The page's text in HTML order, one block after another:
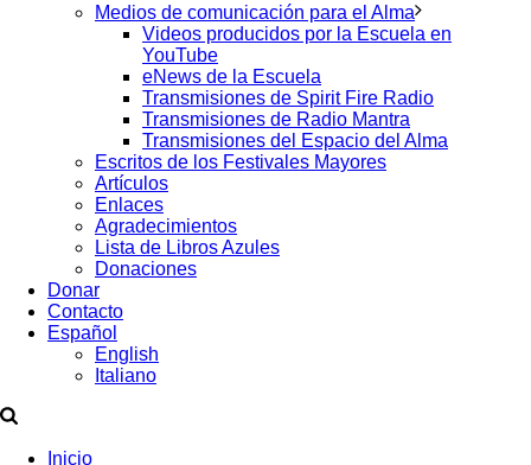
Medios de comunicación para el Alma
Videos producidos por la Escuela en
YouTube
eNews de la Escuela
Transmisiones de Spirit Fire Radio
Transmisiones de Radio Mantra
Transmisiones del Espacio del Alma
Escritos de los Festivales Mayores
Artículos
Enlaces
Agradecimientos
Lista de Libros Azules
Donaciones
Donar
Contacto
Español
English
Italiano
Inicio